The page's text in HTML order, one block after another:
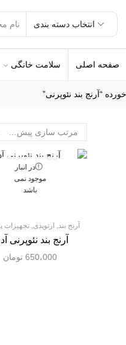
صفحه اصلی سلامت خانگی
“آرنج بند نئوپرنی”
در انبار
موجود نمی
باشد
آرنج بند ارتوپدی ,تجهیزات
آرنج بند نئوپرنی
650،000 تومان